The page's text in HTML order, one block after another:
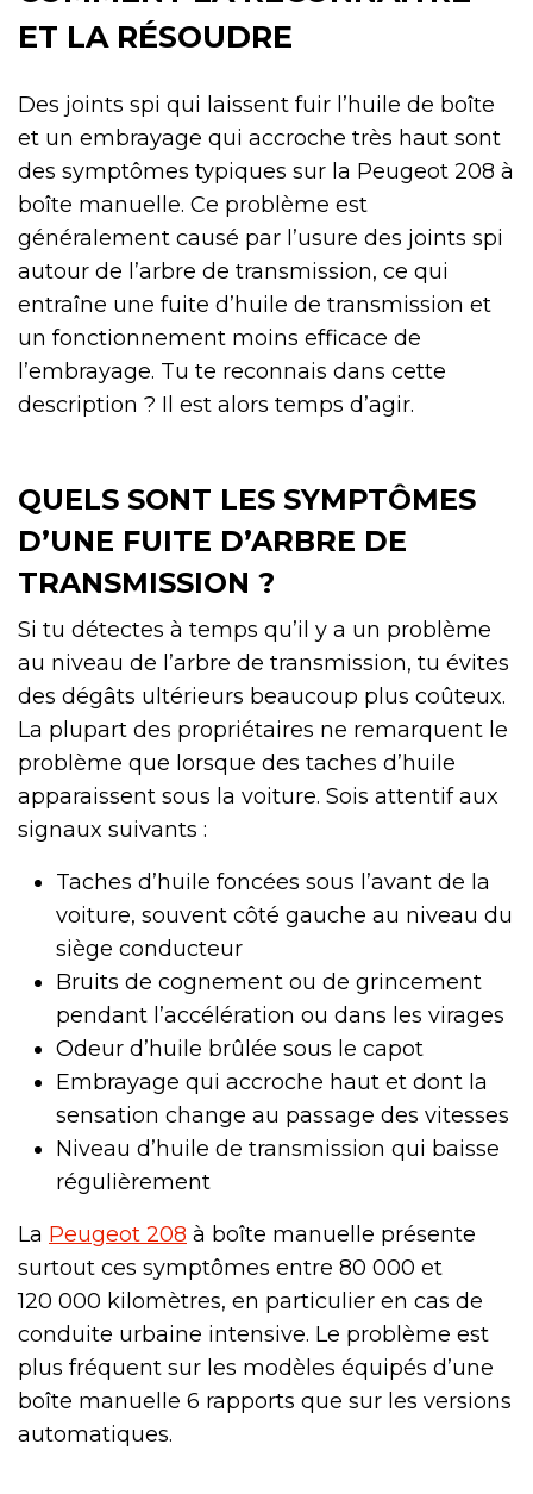
ET LA RÉSOUDRE
Des joints spi qui laissent fuir l’huile de boîte
et un embrayage qui accroche très haut sont
des symptômes typiques sur la Peugeot 208 à
boîte manuelle. Ce problème est
généralement causé par l’usure des joints spi
autour de l’arbre de transmission, ce qui
entraîne une fuite d’huile de transmission et
un fonctionnement moins efficace de
l’embrayage. Tu te reconnais dans cette
description ? Il est alors temps d’agir.
QUELS SONT LES SYMPTÔMES
D’UNE FUITE D’ARBRE DE
TRANSMISSION ?
Si tu détectes à temps qu’il y a un problème
au niveau de l’arbre de transmission, tu évites
des dégâts ultérieurs beaucoup plus coûteux.
La plupart des propriétaires ne remarquent le
problème que lorsque des taches d’huile
apparaissent sous la voiture. Sois attentif aux
signaux suivants :
Taches d’huile foncées sous l’avant de la
voiture, souvent côté gauche au niveau du
siège conducteur
Bruits de cognement ou de grincement
pendant l’accélération ou dans les virages
Odeur d’huile brûlée sous le capot
Embrayage qui accroche haut et dont la
sensation change au passage des vitesses
Niveau d’huile de transmission qui baisse
régulièrement
La Peugeot 208 à boîte manuelle présente
surtout ces symptômes entre 80 000 et
120 000 kilomètres, en particulier en cas de
conduite urbaine intensive. Le problème est
plus fréquent sur les modèles équipés d’une
boîte manuelle 6 rapports que sur les versions
automatiques.